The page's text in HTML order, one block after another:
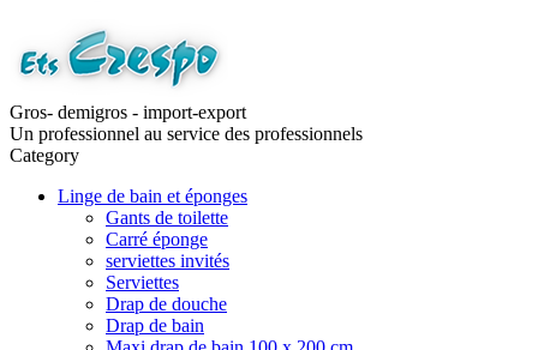
Gros- demigros - import-export
Un professionnel au service des professionnels
Category
Linge de bain et éponges
Gants de toilette
Carré éponge
serviettes invités
Serviettes
Drap de douche
Drap de bain